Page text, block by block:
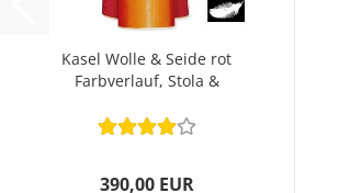
Kasel Wolle & Seide rot
Farbverlauf, Stola &
390,00 EUR